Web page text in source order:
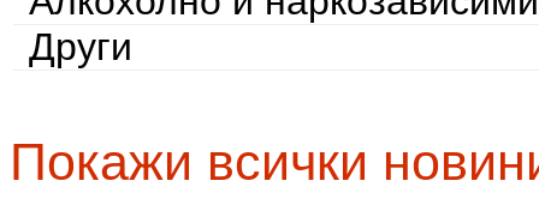
Други
Покажи всички